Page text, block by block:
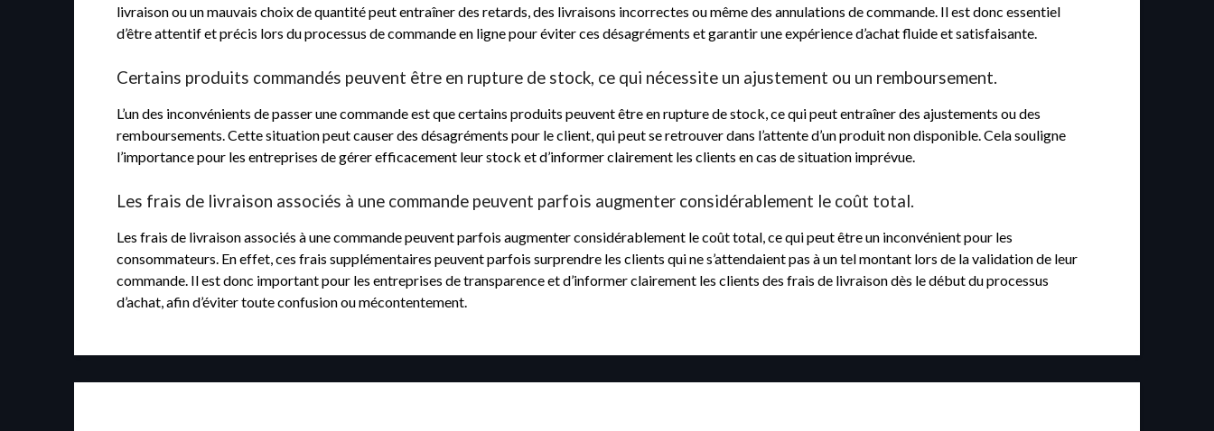
livraison ou un mauvais choix de quantité peut entraîner des retards, des livraisons incorrectes ou même des annulations de commande. Il est donc essentiel
d’être attentif et précis lors du processus de commande en ligne pour éviter ces désagréments et garantir une expérience d’achat fluide et satisfaisante.
Certains produits commandés peuvent être en rupture de stock, ce qui nécessite un ajustement ou un remboursement.
L’un des inconvénients de passer une commande est que certains produits peuvent être en rupture de stock, ce qui peut entraîner des ajustements ou des
remboursements. Cette situation peut causer des désagréments pour le client, qui peut se retrouver dans l’attente d’un produit non disponible. Cela souligne
l’importance pour les entreprises de gérer efficacement leur stock et d’informer clairement les clients en cas de situation imprévue.
Les frais de livraison associés à une commande peuvent parfois augmenter considérablement le coût total.
Les frais de livraison associés à une commande peuvent parfois augmenter considérablement le coût total, ce qui peut être un inconvénient pour les
consommateurs. En effet, ces frais supplémentaires peuvent parfois surprendre les clients qui ne s’attendaient pas à un tel montant lors de la validation de leur
commande. Il est donc important pour les entreprises de transparence et d’informer clairement les clients des frais de livraison dès le début du processus
d’achat, afin d’éviter toute confusion ou mécontentement.